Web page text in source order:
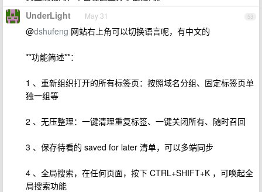
53
UnderLight May 31
@dshufeng 网站右上角可以切换语言呢，有中文的
**功能简述**：
1 、重新组织打开的所有标签页：按照域名分组、固定标签页单
独一组等
2 、无压整理：一键清理重复标签、一键关闭所有、随时召回
3 、保存待看的 saved for later 清单，可以多端同步
4 、全局搜索，在任何页面，按下 CTRL+SHIFT+K ，可唤起全
局搜索功能